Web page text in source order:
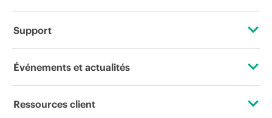
À propos de HPE
Responsabilité d’entreprise
Support
Services d’assistance opérationnelle (OSS)
Événements et actualités
Événements
Ressources client